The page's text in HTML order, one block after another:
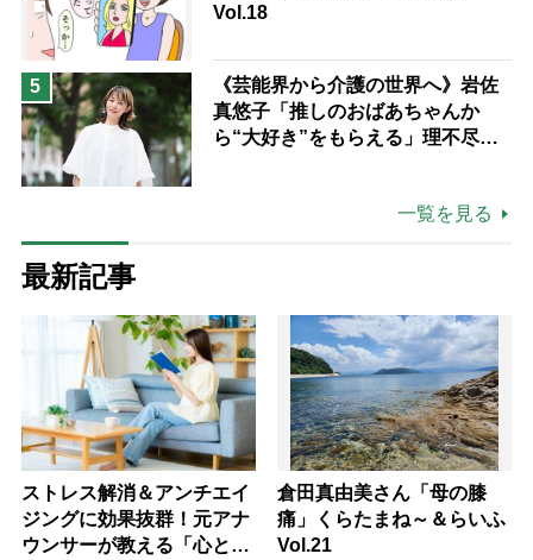
Vol.18
5
《芸能界から介護の世界へ》岩佐
真悠子「推しのおばあちゃんか
ら“大好き”をもらえる」理不尽さ
一覧を見る
最新記事
ストレス解消＆アンチエイ
ジングに効果抜群！元アナ
ウンサーが教える「心と体
倉田真由美さん「母の膝
痛」くらたまね～＆らいふ
Vol.21